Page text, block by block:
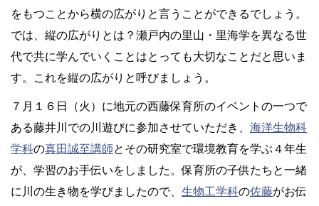
をもつことから横の広がりと言うことができるでしょう。
では、縦の広がりとは？瀬戸内の里山・里海学を異なる世
代で共に学んでいくことはとっても大切なことだと思いま
す。これを縦の広がりと呼びましょう。
７月１６日（火）に地元の西藤保育所のイベントの一つで
ある藤井川での川遊びに参加させていただき、 海洋生物科
学科の真田誠至講師とその研究室で環境教育を学ぶ４年生
が、学習のお手伝いをしました。保育所の子供たちと一緒
に川の生き物を学びましたので、 生物工学科の佐藤がお伝